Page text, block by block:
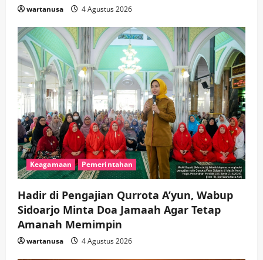
wartanusa 4 Agustus 2026
Keagamaan Pemerintahan
Hadir di Pengajian Qurrota A’yun, Wabup
Sidoarjo Minta Doa Jamaah Agar Tetap
Amanah Memimpin
wartanusa 4 Agustus 2026